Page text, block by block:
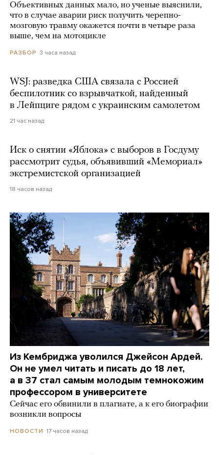
Объективных данных мало, но ученые выяснили,
что в случае аварии риск получить черепно-
мозговую травму окажется почти в четыре раза
выше, чем на мотоцикле
РАЗБОР 3 часа назад
WSJ: разведка США связала с Россией
беспилотник со взрывчаткой, найденный
в Лейпциге рядом с украинским самолетом
21 час назад
Иск о снятии «Яблока» с выборов в Госдуму
рассмотрит судья, объявивший «Мемориал»
экстремистской организацией
18 часов назад
Из Кембриджа уволился Джейсон Ардей.
Он не умел читать и писать до 18 лет,
а в 37 стал самым молодым темнокожим
профессором в университете
Сейчас его обвинили в плагиате, а к его биографии
возникли вопросы
НОВОСТИ 17 часов назад